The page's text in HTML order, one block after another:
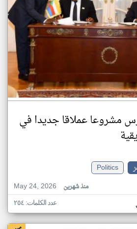
مشروعا عملاقا جديدا في
Politics
May 24, 2026
منذ شهرين
عدد الكلمات: ٢٥٤